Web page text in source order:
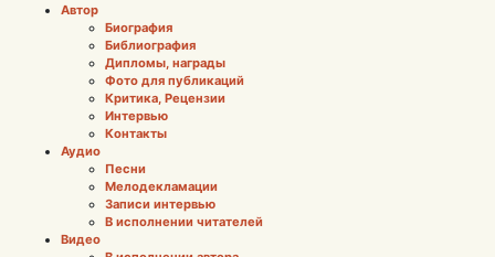
Автор
Биография
Библиография
Дипломы, награды
Фото для публикаций
Критика, Рецензии
Интервью
Контакты
Аудио
Песни
Мелодекламации
Записи интервью
В исполнении читателей
Видео